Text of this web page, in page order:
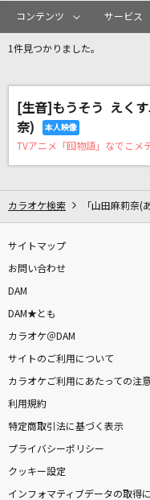
カ
リアルタイ
クスシキ
Mrs. GREEN APPLE
ただ…逢いたくて
n
EXILE
ライラック
ばかじゃないのに
ずっと真夜中でいいのに。
[生音]Girl
秦 基博
コンテンツ サービス
1件見つかりました。
[生音]もうそう えく
奈)
TVアニメ「囮物語」なでこメ
カラオケ検索 「山田麻莉奈(
サイトマップ
お問い合わせ
DAM
DAM★とも
カラオケ＠DAM
サイトのご利用について
カラオケご利用にあたっての注
利用規約
特定商取引法に基づく表示
プライバシーポリシー
クッキー設定
インフォマティブデータの取得